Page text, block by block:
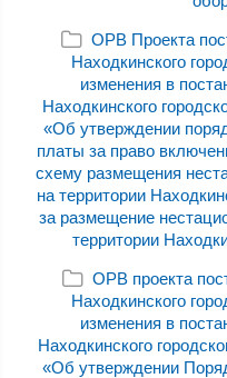
ОРВ Проекта
Находкинского
изменения в
Находкинского
«Об утверждении
платы за право
схему размещения
на территории
за размещение
территории
ОРВ проекта
Находкинского
изменения в
Находкинского
«Об утверждении